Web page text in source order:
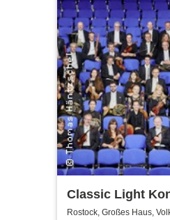
Classic Light
Volkstheater
Rostock, Großes Haus,